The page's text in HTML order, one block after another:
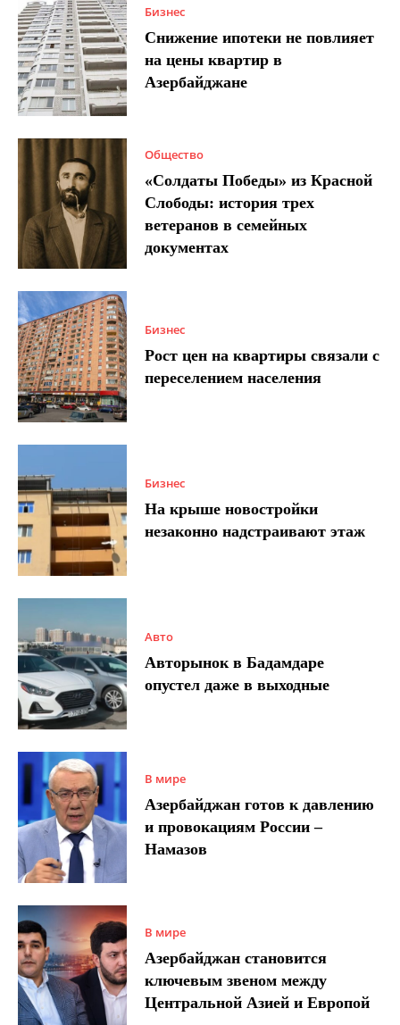
Бизнес
Снижение ипотеки не повлияет
на цены квартир в
Азербайджане
Общество
«Солдаты Победы» из Красной
Слободы: история трех
ветеранов в семейных
документах
Бизнес
Рост цен на квартиры связали с
переселением населения
Бизнес
На крыше новостройки
незаконно надстраивают этаж
Авто
Авторынок в Бадамдаре
опустел даже в выходные
В мире
Азербайджан готов к давлению
и провокациям России –
Намазов
В мире
Азербайджан становится
ключевым звеном между
Центральной Азией и Европой